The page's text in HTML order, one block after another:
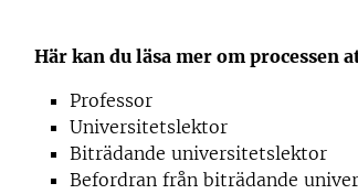
Här kan du läsa mer om
Professor
Universitetslektor
Biträdande universitetslektor
Befordran från biträdande